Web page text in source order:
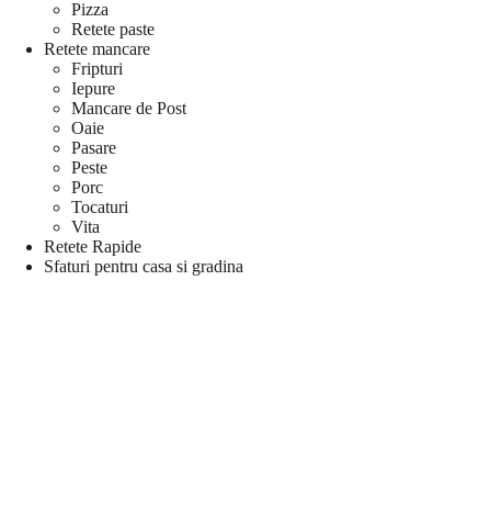
Pizza
Retete paste
Retete mancare
Fripturi
Iepure
Mancare de Post
Oaie
Pasare
Peste
Porc
Tocaturi
Vita
Retete Rapide
Sfaturi pentru casa si gradina